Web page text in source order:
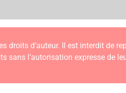
droits d’auteur. Il est interdit de
sans l’autorisation expresse de